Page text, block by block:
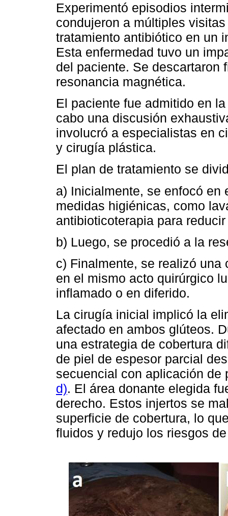
Experimentó episodios
condujeron a múltiples
tratamiento antibiótico en un
Esta enfermedad tuvo un
del paciente. Se descartaron
resonancia magnética.
El paciente fue admitido en
cabo una discusión
involucró a especialistas en
y cirugía plástica.
El plan de tratamiento se
a) Inicialmente, se enfocó en
medidas higiénicas, como
antibioticoterapia para
b) Luego, se procedió a la
c) Finalmente, se realizó
en el mismo acto quirúrgico
inflamado o en diferido.
La cirugía inicial implicó la
afectado en ambos glúteos.
una estrategia de cobertura
de piel de espesor parcial
secuencial con aplicación
d). El área donante elegida
derecho. Estos injertos se
superficie de cobertura, lo
fluidos y redujo los riesgos